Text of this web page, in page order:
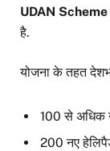
UDAN Scheme
है.
योजना के तहत
100 से अधिक
200 नए